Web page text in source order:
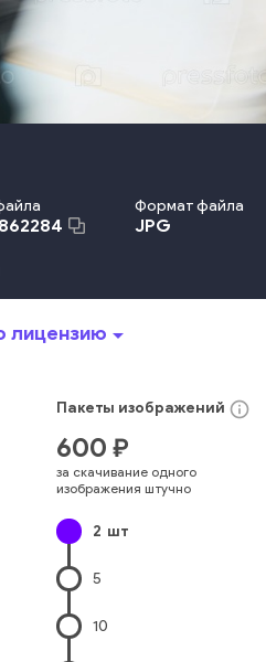
Формат файла
JPG
корпоративный
размытый
абстрактный
лицензиюarrow_drop_down
Пакеты изображений info_outline
600 ₽
за скачивание одного
изображения штучно
2 шт
5
10